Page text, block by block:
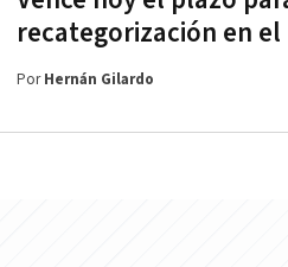
recategorización en
PorHernán Gilardo